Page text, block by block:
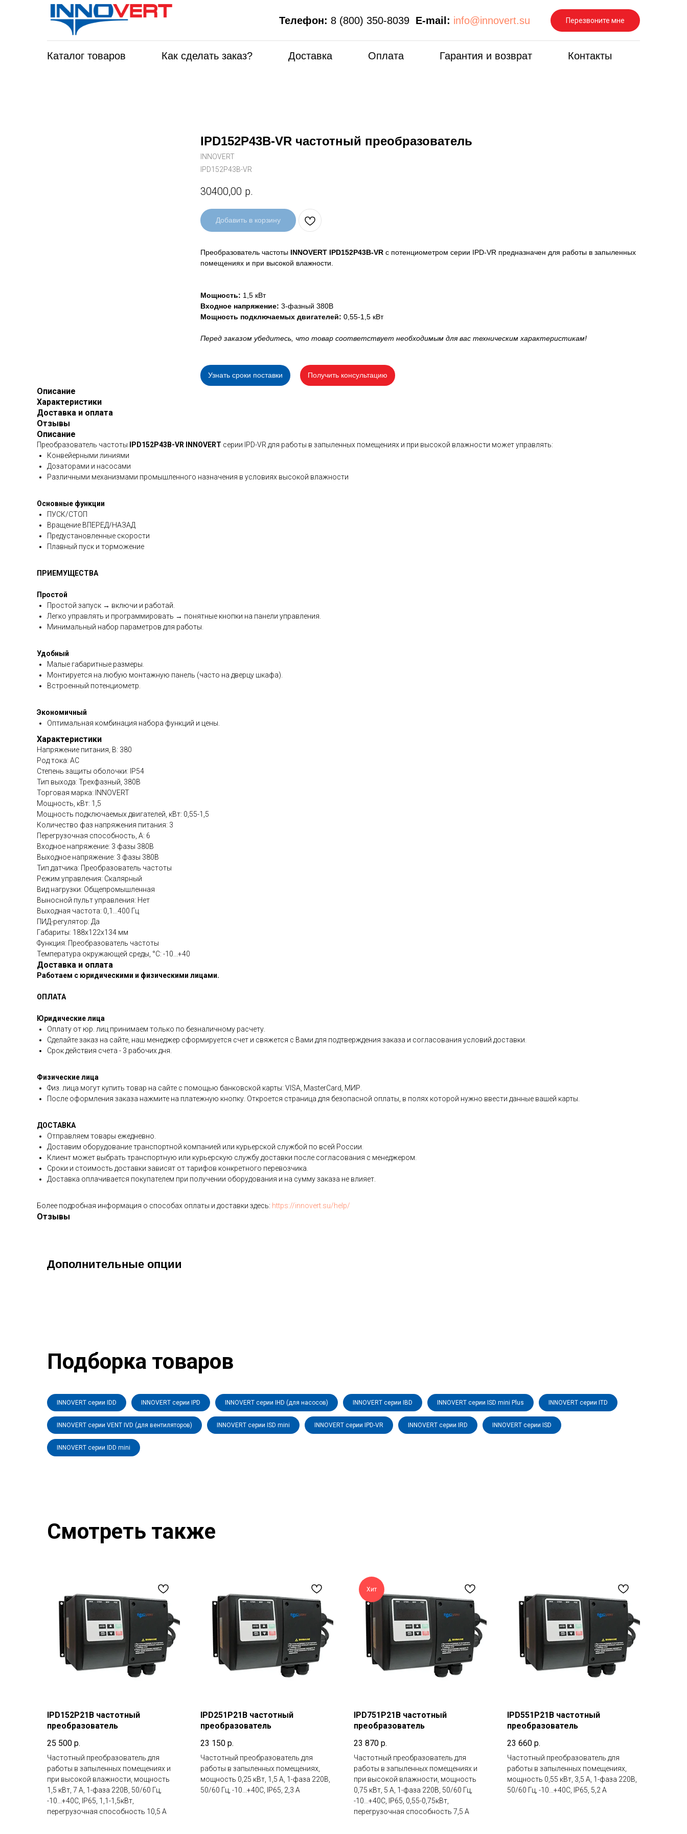
Телефон: 8 (800) 350-8039 E-mail: info@innovert.su Перезвоните мне
Каталог товаров Как сделать заказ? Доставка Оплата Гарантия и возврат Контакты
IPD152P43B-VR частотный преобразователь
INNOVERT
IPD152P43B-VR
30400,00 р.
Добавить в корзину
Преобразователь частоты INNOVERT IPD152P43B-VR с потенциометром серии IPD-VR предназначен для работы в запыленных
помещениях и при высокой влажности.
Мощность: 1,5 кВт
Входное напряжение: 3-фазный 380В
Мощность подключаемых двигателей: 0,55-1,5 кВт
Перед заказом убедитесь, что товар соответствует необходимым для вас техническим характеристикам!
Узнать сроки поставки Получить консультацию
Описание
Характеристики
Доставка и оплата
Отзывы
Описание
Преобразователь частоты IPD152P43B-VR INNOVERT серии IPD-VR для работы в запыленных помещениях и при высокой влажности может управлять:
Конвейерными линиями
Дозаторами и насосами
Различными механизмами промышленного назначения в условиях высокой влажности
Основные функции
ПУСК/СТОП
Вращение ВПЕРЕД/НАЗАД
Предустановленные скорости
Плавный пуск и торможение
ПРИЕМУЩЕСТВА
Простой
Простой запуск → включи и работай.
Легко управлять и программировать → понятные кнопки на панели управления.
Минимальный набор параметров для работы.
Удобный
Малые габаритные размеры.
Монтируется на любую монтажную панель (часто на дверцу шкафа).
Встроенный потенциометр.
Экономичный
Оптимальная комбинация набора функций и цены.
Характеристики
Напряжение питания, В: 380
Род тока: AC
Степень защиты оболочки: IP54
Тип выхода: Трехфазный, 380В
Торговая марка: INNOVERT
Мощность, кВт: 1,5
Мощность подключаемых двигателей, кВт: 0,55-1,5
Количество фаз напряжения питания: 3
Перегрузочная способность, А: 6
Входное напряжение: 3 фазы 380В
Выходное напряжение: 3 фазы 380В
Тип датчика: Преобразователь частоты
Режим управления: Скалярный
Вид нагрузки: Общепромышленная
Выносной пульт управления: Нет
Выходная частота: 0,1...400 Гц
ПИД-регулятор: Да
Габариты: 188x122x134 мм
Функция: Преобразователь частоты
Температура окружающей среды, °C: -10...+40
Доставка и оплата
Работаем с юридическими и физическими лицами.
ОПЛАТА
Юридические лица
Оплату от юр. лиц принимаем только по безналичному расчету.
Сделайте заказ на сайте, наш менеджер сформируется счет и свяжется с Вами для подтверждения заказа и согласования условий доставки.
Срок действия счета - 3 рабочих дня.
Физические лица
Физ. лица могут купить товар на сайте с помощью банковской карты: VISA, MasterCard, МИР.
После оформления заказа нажмите на платежную кнопку. Откроется страница для безопасной оплаты, в полях которой нужно ввести данные вашей карты.
ДОСТАВКА
Отправляем товары ежедневно.
Доставим оборудование транспортной компанией или курьерской службой по всей России.
Клиент может выбрать транспортную или курьерскую службу доставки после согласования с менеджером.
Сроки и стоимость доставки зависят от тарифов конкретного перевозчика.
Доставка оплачивается покупателем при получении оборудования и на сумму заказа не влияет.
Более подробная информация о способах оплаты и доставки здесь: https://innovert.su/help/
Отзывы
Дополнительные опции
Подборка товаров
INNOVERT серии IDD INNOVERT серии IPD INNOVERT серии IHD (для насосов) INNOVERT серии IBD INNOVERT серии ISD mini Plus INNOVERT серии ITD
INNOVERT серии VENT IVD (для вентиляторов) INNOVERT серии ISD mini INNOVERT серии IPD-VR INNOVERT серии IRD INNOVERT серии ISD
INNOVERT серии IDD mini
Смотреть также
IPD152P21B частотный
преобразователь
25 500 р.
Частотный преобразователь для
работы в запыленных помещениях и
при высокой влажности, мощность
1,5 кВт, 7 А, 1-фаза 220В, 50/60 Гц,
-10...+40С, IP65, 1,1-1,5кВт,
перегрузочная способность 10,5 А
IPD251P21B частотный
преобразователь
23 150 р.
Частотный преобразователь для
работы в запыленных помещениях,
мощность 0,25 кВт, 1,5 А, 1-фаза 220В,
50/60 Гц, -10...+40С, IP65, 2,3 А
Хит
IPD751P21B частотный
преобразователь
23 870 р.
Частотный преобразователь для
работы в запыленных помещениях и
при высокой влажности, мощность
0,75 кВт, 5 А, 1-фаза 220В, 50/60 Гц,
-10...+40С, IP65, 0,55-0,75кВт,
перегрузочная способность 7,5 А
IPD551P21B частотный
преобразователь
23 660 р.
Частотный преобразователь для
работы в запыленных помещениях,
мощность 0,55 кВт, 3,5 А, 1-фаза 220В,
50/60 Гц, -10...+40С, IP65, 5,2 А